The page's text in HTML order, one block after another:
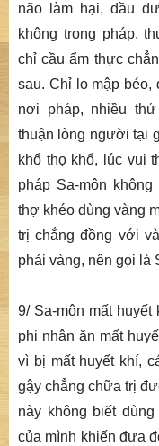
não làm hại, dầu
không trọng pháp,
chỉ cầu ẩm thực
sau. Chỉ lo mập
nơi pháp, nhiều
thuận lòng người tại
khổ thọ khổ, lúc vui
pháp Sa-môn
thợ khéo dùng vàng
trị chẳng đồng với
phải vàng, nên gọi là
9/ Sa-môn mất
phi nhân ăn mất
vì bị mất huyết khí,
gậy chẳng chữa trị
này không biết
của mình khiến đưa